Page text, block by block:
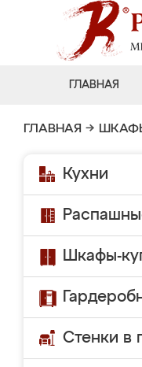
ГЛАВНАЯ
ГЛАВНАЯ →
Кухни
Шкафы-
Стенки в